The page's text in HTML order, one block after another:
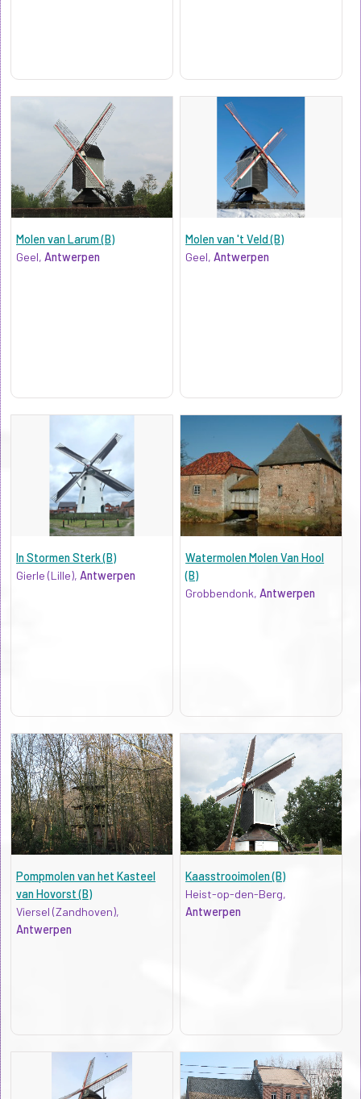
Molen van Larum (B)
Geel, Antwerpen
Molen van 't Veld (B)
Geel,Antwerpen
In Stormen Sterk (B)
Gierle (Lille), Antwerpen
Watermolen Molen Van Hool
(B)
Grobbendonk,Antwerpen
Pompmolen van het Kasteel
van Hovorst (B)
Viersel (Zandhoven),
Antwerpen
Kaasstrooimolen (B)
Heist-op-den-Berg,
Antwerpen